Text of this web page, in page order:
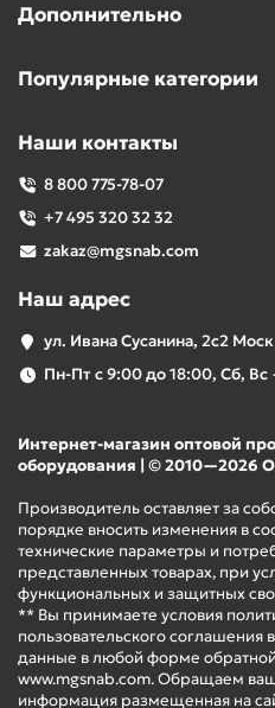
Дополнительно
Популярные категории
Наши контакты
8 800 775-78-07
+7 495 320 32 32
zakaz@mgsnab.com
Наш адрес
ул. Ивана Сусанина, 2с2
Пн-Пт с 9:00 до 18:00, Сб,
Интернет-магазин оптовой
оборудования | ©
Производитель оставляет за
порядке вносить изменения в
технические параметры и
представленных товарах, при
функциональных и защитных
** Вы принимаете условия
пользовательского соглашения
данные в любой форме обратной
www.mgsnab.com. Обращаем
информация размещенная на